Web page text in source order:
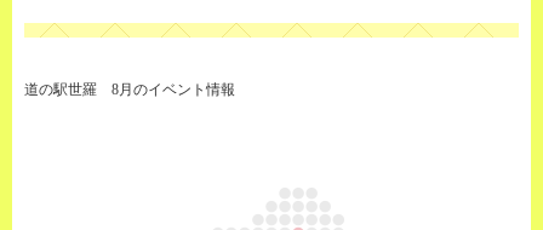
t
i
道の駅世羅 8月のイベント情報